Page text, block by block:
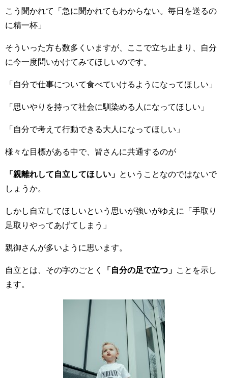
こう聞かれて「急に聞かれてもわからない。毎日を送るの
に精一杯」
そういった方も数多くいますが、ここで立ち止まり、自分
に今一度問いかけてみてほしいのです。
「自分で仕事について食べていけるようになってほしい」
「思いやりを持って社会に馴染める人になってほしい」
「自分で考えて行動できる大人になってほしい」
様々な目標がある中で、皆さんに共通するのが
「親離れして自立してほしい」
ということなのではないで
しょうか。
しかし自立してほしいという思いが強いがゆえに「手取り
足取りやってあげてしまう」
親御さんが多いように思います。
自立とは、その字のごとく 「自分の足で立つ」
ことを示し
ます。